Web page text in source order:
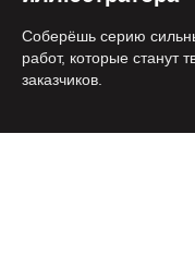
Соберёшь серию
работ, которые станут
заказчиков.